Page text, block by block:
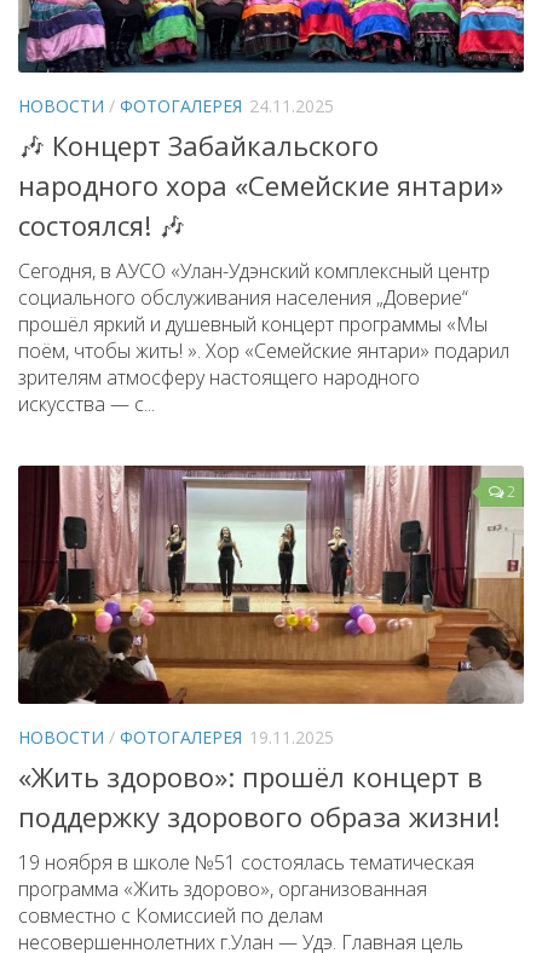
НОВОСТИ / ФОТОГАЛЕРЕЯ 24.11.2025
🎶 Концерт Забайкальского
народного хора «Семейские янтари»
состоялся! 🎶
Сегодня, в АУСО «Улан-Удэнский комплексный центр
социального обслуживания населения „Доверие“
прошёл яркий и душевный концерт программы «Мы
поём, чтобы жить! ». Хор «Семейские янтари» подарил
зрителям атмосферу настоящего народного
искусства — с...
2
НОВОСТИ / ФОТОГАЛЕРЕЯ 19.11.2025
«Жить здорово»: прошёл концерт в
поддержку здорового образа жизни!
19 ноября в школе №51 состоялась тематическая
программа «Жить здорово», организованная
совместно с Комиссией по делам
несовершеннолетних г.Улан — Удэ. Главная цель